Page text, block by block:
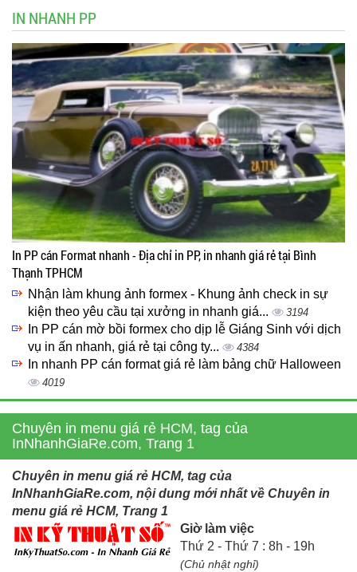
IN NHANH PP
In PP cán Format nhanh - Địa chỉ in PP, in nhanh giá rẻ tại Bình
Thạnh TPHCM
Nhận làm khung ảnh formex - Khung ảnh check in sự
kiện theo yêu cầu tại xưởng in nhanh giá...
3194
In PP cán mờ bồi formex cho dịp lễ Giáng Sinh với dịch
vụ in ấn nhanh, giá rẻ tại công ty...
4384
In nhanh PP cán format giá rẻ làm bảng chữ Halloween
4019
Chuyên in menu giá rẻ HCM, tag của
InNhanhGiaRe.com, Trang 1
Chuyên in menu giá rẻ HCM, tag của
InNhanhGiaRe.com, nội dung mới nhất về Chuyên in
menu giá rẻ HCM, Trang 1
Giờ làm việc
Thứ 2 - Thứ 7 : 8h - 19h
(Chủ nhật nghỉ)